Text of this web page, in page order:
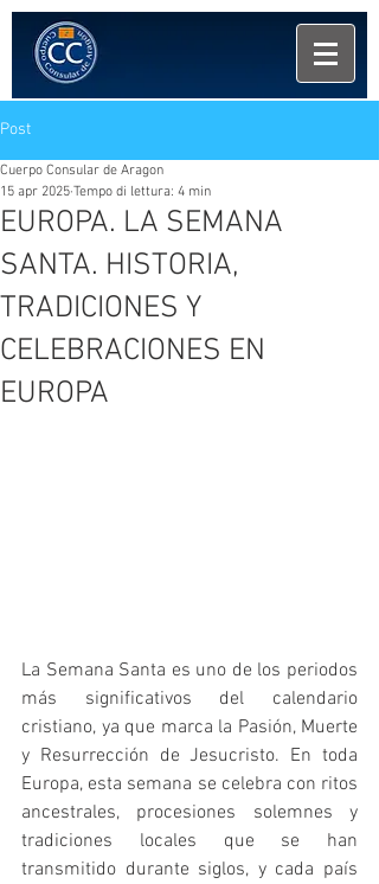
Post
EUROPA. LA SEMANA
SANTA. HISTORIA,
TRADICIONES Y
CELEBRACIONES EN
EUROPA
Cuerpo Consular de Aragon
15 apr 2025 Tempo di lettura: 4 min
La Semana Santa es uno de los periodos
más significativos del calendario
cristiano, ya que marca la Pasión, Muerte
y Resurrección de Jesucristo. En toda
Europa, esta semana se celebra con ritos
ancestrales, procesiones solemnes y
tradiciones locales que se han
transmitido durante siglos, y cada país